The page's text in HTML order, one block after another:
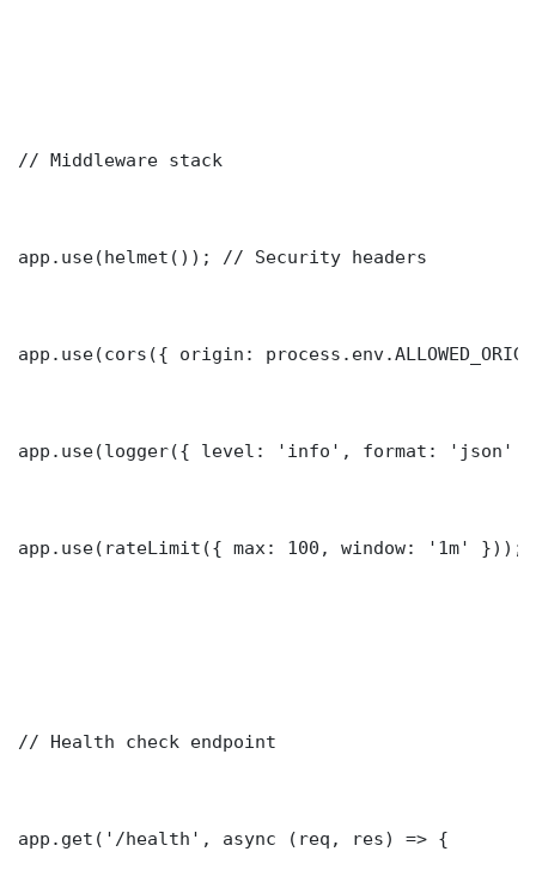
// Middleware stack
app.use(helmet()); // Security headers
app.use(cors({ origin:
app.use(logger({ level: 'info', format: 'json'
app.use(rateLimit({ max: 100, window: '1m' }));
// Health check endpoint
app.get('/health', async (req, res) => {